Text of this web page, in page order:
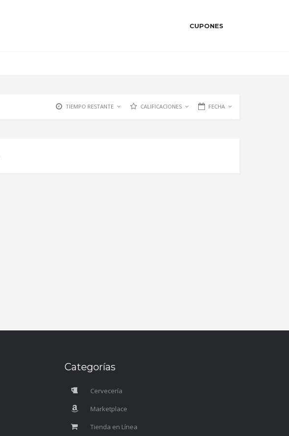
CUPONES
TIEMPO RESTANTE CALIFICACIONES FECHA
Categorías
Cervecería
Marketplace
Tienda en Línea